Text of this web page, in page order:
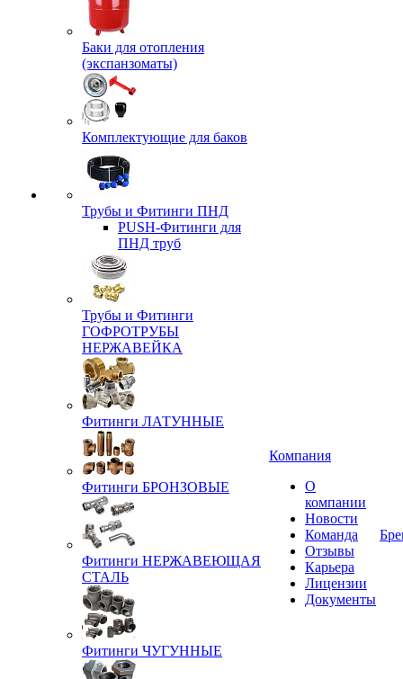
Баки для отопления
(экспанзоматы)
Комплектующие для баков
Трубы и Фитинги ПНД
PUSH-Фитинги для
ПНД труб
Трубы и Фитинги
ГОФРОТРУБЫ
НЕРЖАВЕЙКА
Фитинги ЛАТУННЫЕ
Фитинги БРОНЗОВЫЕ
Фитинги НЕРЖАВЕЮЩАЯ
СТАЛЬ
Фитинги ЧУГУННЫЕ
Компания
О
компании
Новости
Команда
Отзывы
Карьера
Лицензии
Документы